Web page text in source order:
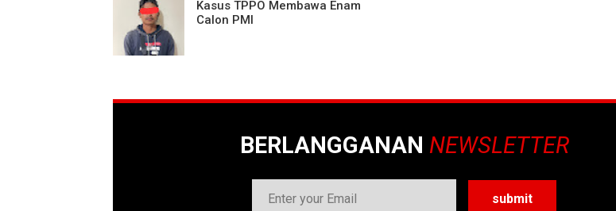
Kasus TPPO Membawa Enam
Calon PMI
BERLANGGANAN NEWSLETTER